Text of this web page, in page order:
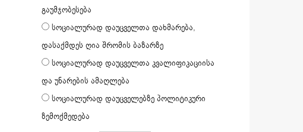
გაუმჯობესება
სოციალურად დაუცველთა დახმარება,
დასაქმდეს ღია შრომის ბაზარზე
სოციალურად დაუცველთა კვალიფიკაციისა
და უნარების ამაღლება
სოციალურად დაუცველებზე პოლიტიკური
ზემოქმედება